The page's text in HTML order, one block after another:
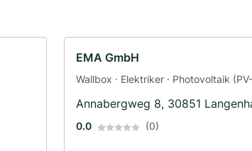
EMA GmbH
Wallbox · Elektriker · Photovoltaik
Annabergweg 8, 30851
0.0 (0)